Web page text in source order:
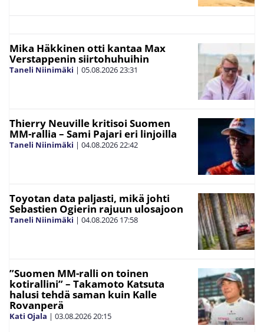
Mika Häkkinen otti kantaa Max
Verstappenin siirtohuhuihin
Taneli Niinimäki | 05.08.202623:31
Thierry Neuville kritisoi Suomen
MM-rallia – Sami Pajari eri linjoilla
Taneli Niinimäki | 04.08.202622:42
Toyotan data paljasti, mikä johti
Sebastien Ogierin rajuun ulosajoon
Taneli Niinimäki | 04.08.2026 17:58
”Suomen MM-ralli on toinen
kotirallini” – Takamoto Katsuta
halusi tehdä saman kuin Kalle
Rovanperä
Kati Ojala | 03.08.202620:15